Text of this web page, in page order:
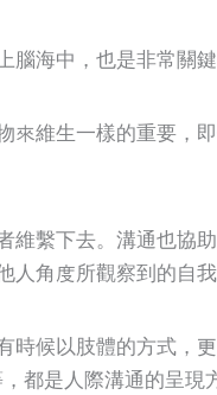
海中，也是非常關鍵
維生一樣的重要，
繫下去。溝通也協
角度所觀察到的自我
候以肢體的方式，
都是人際溝通的呈現